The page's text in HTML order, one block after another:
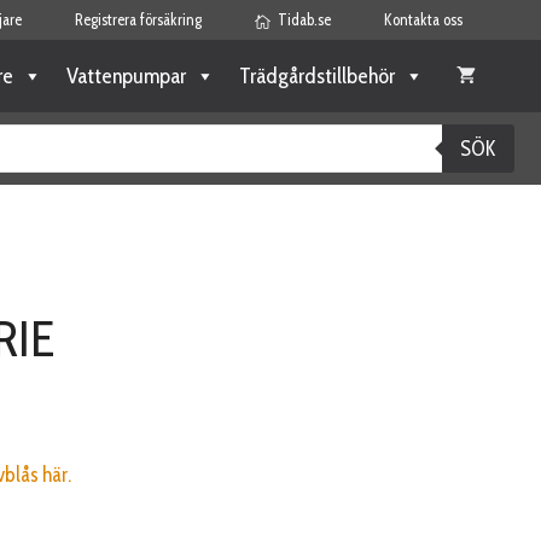
Registrera försäkring Tidab.se Kontakta oss
Vattenpumpar Trädgårdstillbehör
SÖK
här.